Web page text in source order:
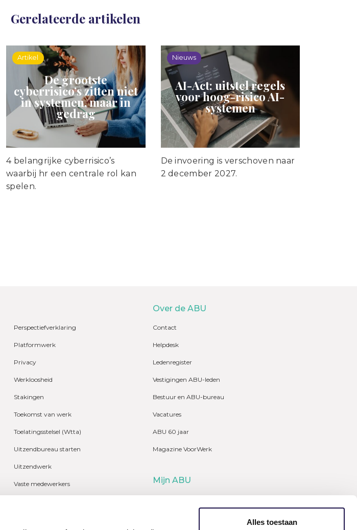
Alles toestaan
Gerelateerde artikelen
Artikel
De grootste
cyberrisico’s zitten niet
in systemen, maar in
gedrag
4 belangrijke cyberrisico’s
waarbij hr een centrale rol kan
spelen.
Nieuws
AI-Act: uitstel regels
voor hoog-risico AI-
systemen
De invoering is verschoven naar
2 december 2027.
Perspectiefverklaring
Platformwerk
Privacy
Werkloosheid
Stakingen
Toekomst van werk
Toelatingsstelsel (Wtta)
Uitzendbureau starten
Uitzendwerk
Vaste medewerkers
Over de ABU
Contact
Helpdesk
Ledenregister
Vestigingen ABU-leden
Bestuur en ABU-bureau
Vacatures
ABU 60 jaar
Magazine VoorWerk
Mijn ABU